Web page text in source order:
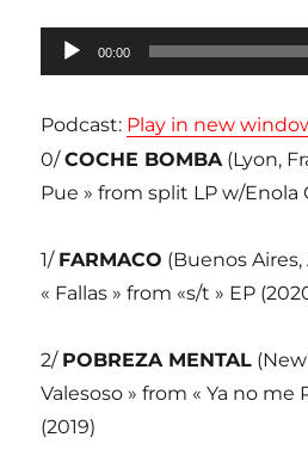
Lecteur
audio
00:00
Podcast: Play in new
0/COCHE BOMBA(Lyon,
Pue » from split LP w/Enola
1/ FARMACO (Buenos
« Fallas » from «s/t » EP
2/ POBREZA MENTAL
Valesoso » from « Ya no me
(2019)